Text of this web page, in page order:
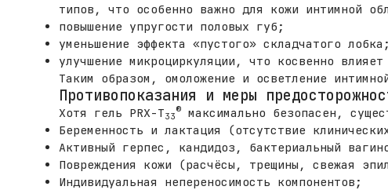
типов, что особенно важно для кожи интимной
повышение упругости половых губ;
уменьшение эффекта «пустого» складчатого лобка;
улучшение микроциркуляции, что косвенно
Таким образом, омоложение и осветление
Противопоказания и меры
Хотя гель PRX-T33
®максимально безопасен,
Беременность и лактация (отсутствие
Активный герпес, кандидоз, бактериальный
Повреждения кожи (расчёсы, трещины, свежая
Индивидуальная непереносимость компонентов;